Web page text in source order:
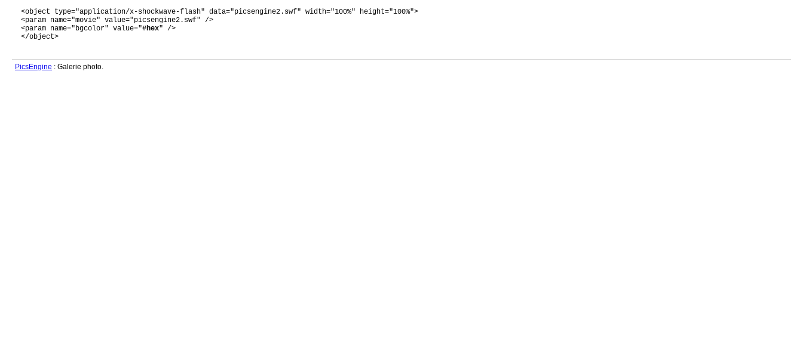
<object type="application/x-shockwave-flash" data="picsengine2.swf" width="100%" height="100%">
<param name="movie" value="picsengine2.swf" />
<param name="bgcolor" value="#hex" />
</object>
PicsEngine : Galerie photo.